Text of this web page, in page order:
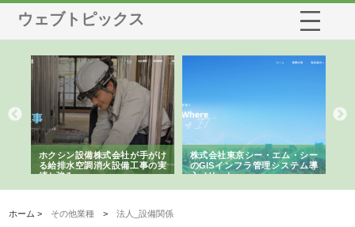
ウェブトピックス
ホクシン設備株式会社が手がけ
る給排水空調消火設備工事の実
績と強み
株式会社東京シー・エム・シー
のGISインフラ管理システム導
入メリット
ホーム > その他業種 >法人_設備関係